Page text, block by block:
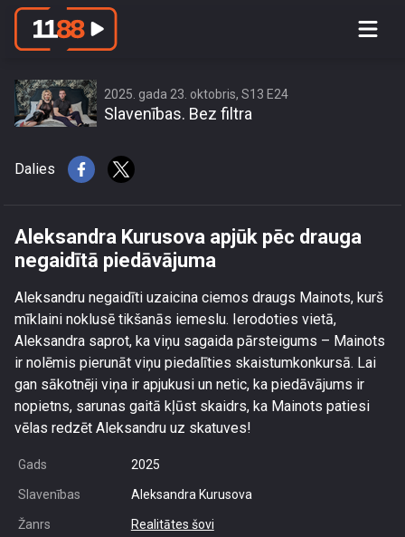
Aleksandra Kurusova apjūk pēc
2025. gada 23. oktobris, S13 E24
Slavenības. Bez filtra
Dalies
Aleksandra Kurusova apjūk pēc drauga
negaidītā piedāvājuma
Aleksandru negaidīti uzaicina ciemos draugs Mainots, kurš
mīklaini noklusē tikšanās iemeslu. Ierodoties vietā,
Aleksandra saprot, ka viņu sagaida pārsteigums – Mainots
ir nolēmis pierunāt viņu piedalīties skaistumkonkursā. Lai
gan sākotnēji viņa ir apjukusi un netic, ka piedāvājums ir
nopietns, sarunas gaitā kļūst skaidrs, ka Mainots patiesi
vēlas redzēt Aleksandru uz skatuves!
Gads 2025
Slavenības Aleksandra Kurusova
Žanrs Realitātes šovi